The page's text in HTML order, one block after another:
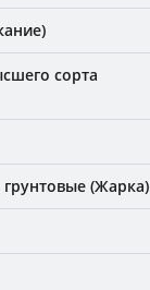
сорта
(Жарка)